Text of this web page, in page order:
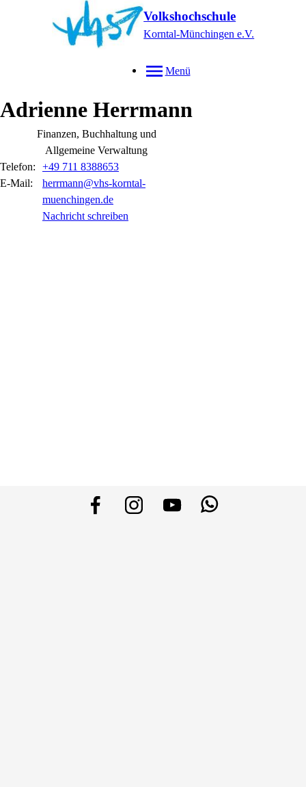
Volkshochschule
Korntal-Münchingen e.V.
Menü
Adrienne Herrmann
Finanzen, Buchhaltung und
Allgemeine Verwaltung
Telefon:
+49 711 8388653
E-Mail:
herrmann@vhs-korntal-
muenchingen.de
Nachricht schreiben